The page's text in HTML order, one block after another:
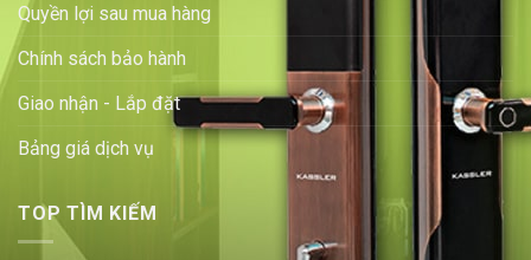
Quyền lợi sau mua hàng
Chính sách bảo hành
Giao nhận - Lắp đặt
Bảng giá dịch vụ
TOP TÌM KIẾM